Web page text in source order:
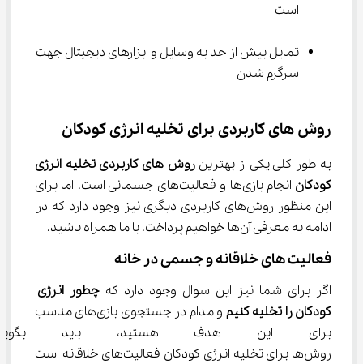
است
تمایل بیش از حد به وسایل و ابزارهای دیجیتال جهت
سرگرم شدن
روش های کاربردی برای تخلیه انرژی کودکان
به طور کلی یکی از بهترین روش های کاربردی تخلیه انرژی
کودکان
انجام بازی‌ها و فعالیت‌های جسمانی است. اما برای
این منظور روش‌های کاربردی دیگری نیز وجود دارد که در
ادامه به معرفی آن‌ها خواهیم پرداخت. با ما همراه باشید.
فعالیت های خلاقانه و جسمی در خانه
اگر برای شما نیز این سوال وجود دارد که چطور انرژی
کودکان را تخلیه کنیم
و مدام در جستجوی بازی‌های مناسب
برای این هدف هستید، باید
روش‌ها برای تخلیه انرژی کودکان فعالیت‌های خلاقانه است